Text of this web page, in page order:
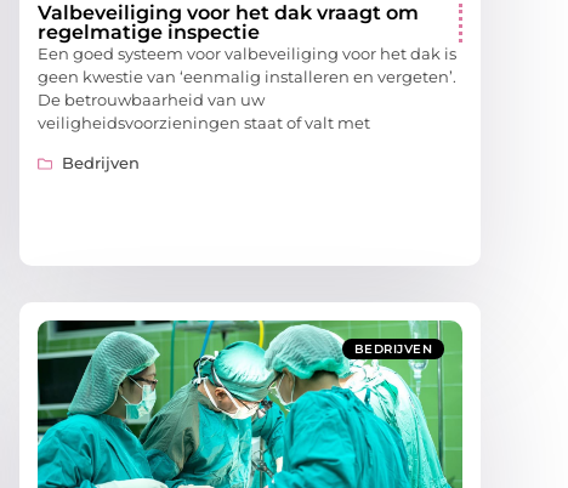
Valbeveiliging voor het dak vraagt om
regelmatige inspectie
Een goed systeem voor valbeveiliging voor het dak is
geen kwestie van ‘eenmalig installeren en vergeten’.
De betrouwbaarheid van uw
veiligheidsvoorzieningen staat of valt met
Bedrijven
BEDRIJVEN